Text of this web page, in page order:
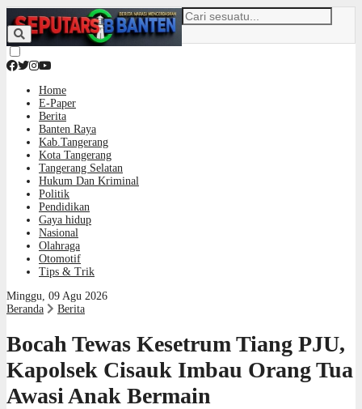
Home
E-Paper
Berita
Banten Raya
Kab.Tangerang
Kota Tangerang
Tangerang Selatan
Hukum Dan Kriminal
Politik
Pendidikan
Gaya hidup
Nasional
Olahraga
Otomotif
Tips & Trik
Minggu, 09 Agu 2026
Beranda
Berita
Bocah Tewas Kesetrum Tiang PJU,
Kapolsek Cisauk Imbau Orang Tua
Awasi Anak Bermain